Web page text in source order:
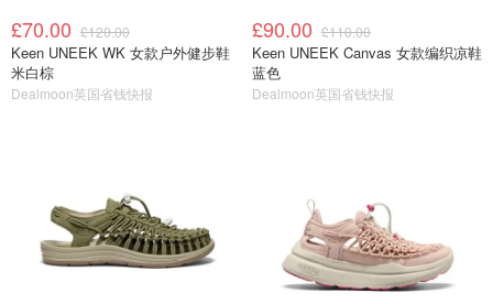
£70.00 £120.00
Keen UNEEK WK 女款户外健步鞋
米白棕
Dealmoon英国省钱快报
£90.00 £110.00
Keen UNEEK Canvas 女款编织凉鞋
蓝色
Dealmoon英国省钱快报